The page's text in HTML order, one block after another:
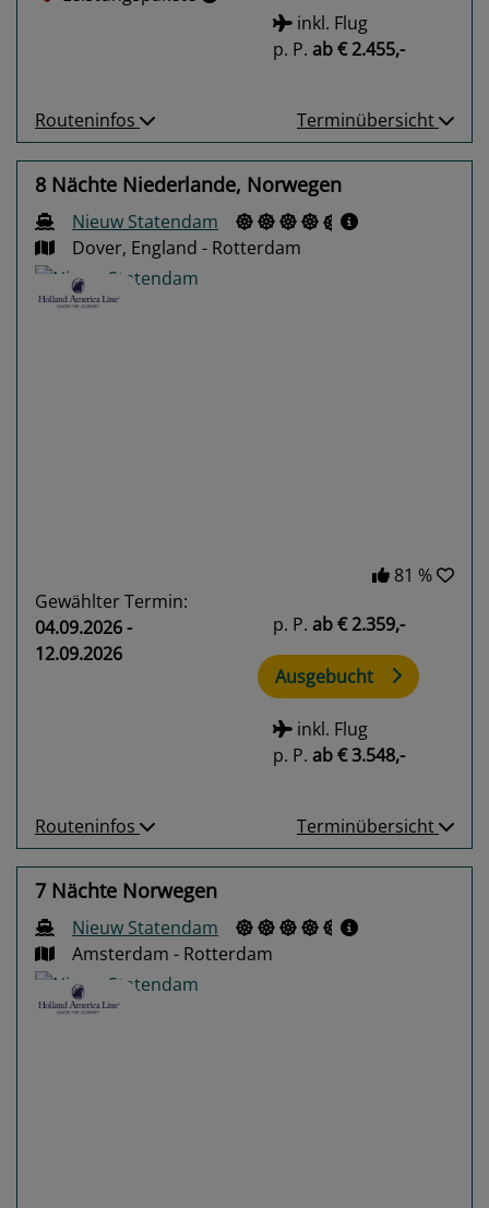
inkl. Flug
p. P. ab€ 2.455,-
Routeninfos Terminübersicht
8 Nächte Niederlande, Norwegen
Nieuw Statendam
Dover, England - Rotterdam
81 %
Gewählter Termin:
04.09.2026 -
12.09.2026
p. P. ab€ 2.359,-
Ausgebucht
inkl. Flug
p. P. ab€ 3.548,-
Routeninfos Terminübersicht
7 Nächte Norwegen
Nieuw Statendam
Amsterdam - Rotterdam